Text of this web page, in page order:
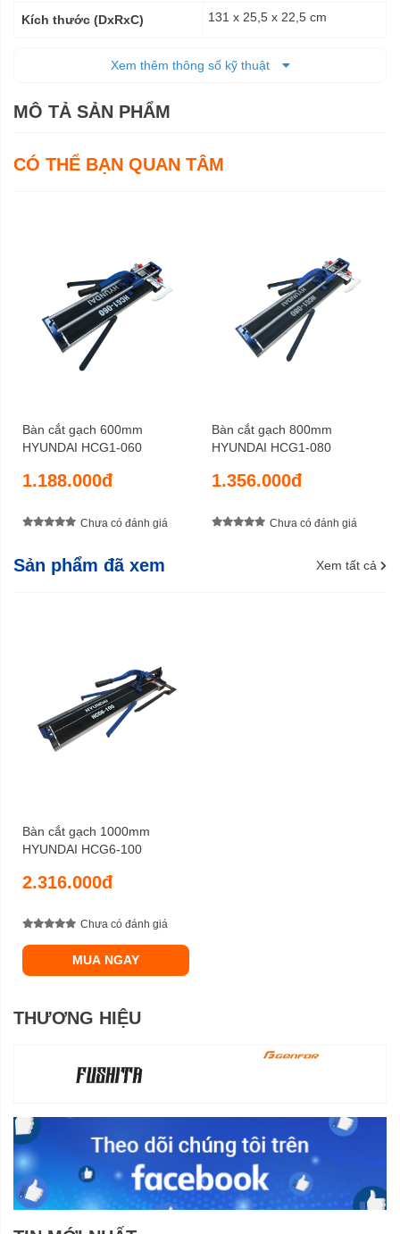
Kích thước (DxRxC) 131 x 25,5 x 22,5 cm
Xem thêm thông số kỹ thuật
MÔ TẢ SẢN PHẨM
CÓ THỂ BẠN QUAN TÂM
Bàn cắt gạch 600mm
HYUNDAI HCG1-060
1.188.000đ
Chưa có đánh giá
Bàn cắt gạch 800mm
HYUNDAI HCG1-080
1.356.000đ
Chưa có đánh giá
Sản phẩm đã xem Xem tất cả
Bàn cắt gạch 1000mm
HYUNDAI HCG6-100
2.316.000đ
Chưa có đánh giá
MUA NGAY
THƯƠNG HIỆU